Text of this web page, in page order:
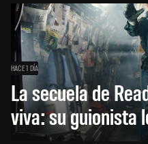
HACE 1 DÍA
La secuela de
viva: su guionista